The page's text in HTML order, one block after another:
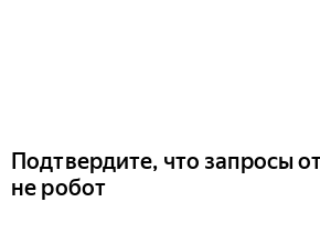
Подтвердите, что запросы
не робот